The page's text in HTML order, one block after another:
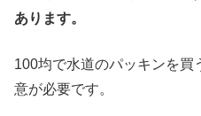
あります。
100均で水道のパッキンを買
意が必要です。